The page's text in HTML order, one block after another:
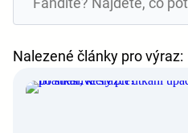
Nalezené články pro výraz: